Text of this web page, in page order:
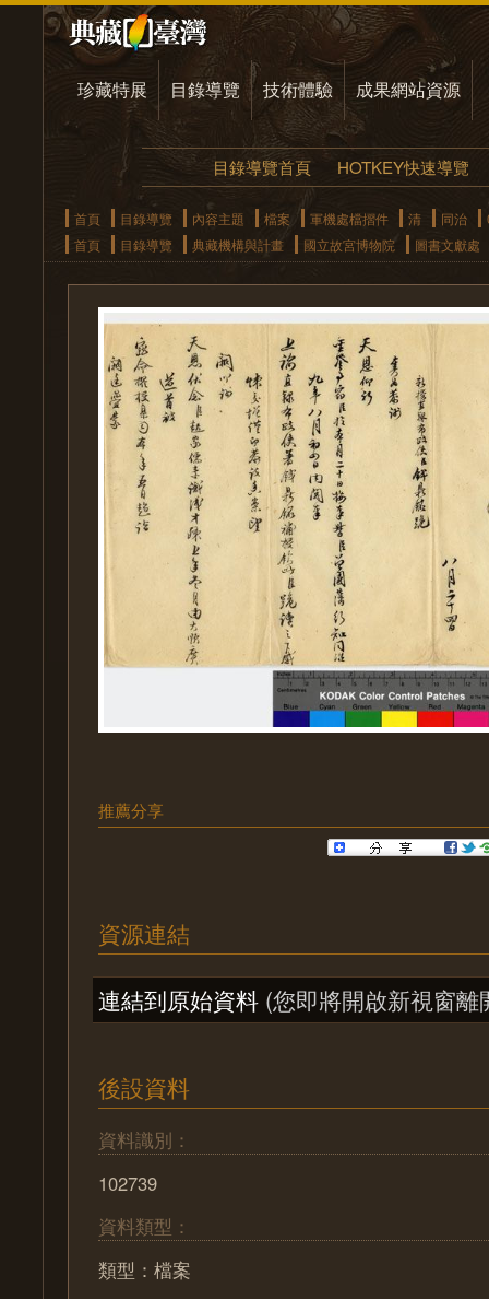
珍藏特展 目錄導覽 技術體驗 成果網站資源
目錄導覽首頁 HOTKEY快速導覽
首頁 目錄導覽 內容主題 檔案 軍機處檔摺件 清 同治
首頁
目錄導覽 典藏機構與計畫 國立故宮博物院 圖書文獻處
推薦分享
資源連結
連結到原始資料 (您即將開啟新視窗離
後設資料
資料識別：
102739
資料類型：
類型：檔案